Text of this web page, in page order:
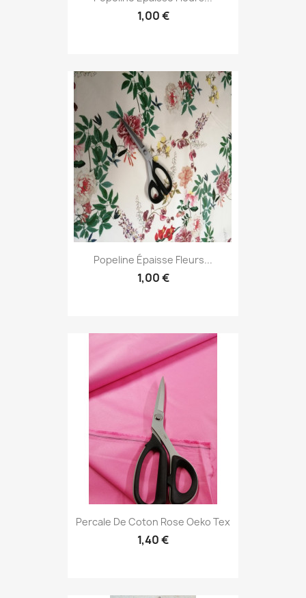
1,00 €
Popeline Épaisse Fleurs...
1,00 €
Percale De Coton Rose Oeko Tex
1,40 €